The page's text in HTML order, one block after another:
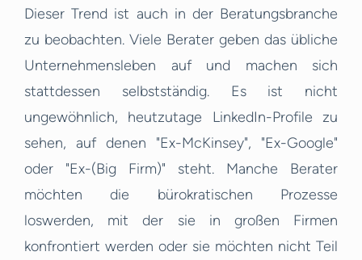
Dieser Trend ist auch in der Beratungsbranche
zu beobachten. Viele Berater geben das übliche
Unternehmensleben auf und machen sich
stattdessen selbstständig. Es ist nicht
ungewöhnlich, heutzutage LinkedIn-Profile zu
sehen, auf denen "Ex-McKinsey", "Ex-Google"
oder "Ex-(Big Firm)" steht. Manche Berater
möchten die bürokratischen Prozesse
loswerden, mit der sie in großen Firmen
konfrontiert werden oder sie möchten nicht Teil